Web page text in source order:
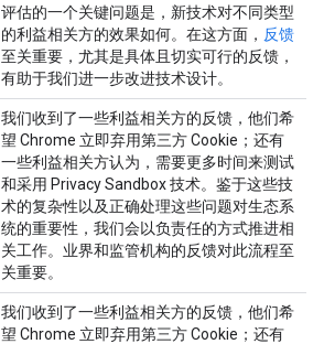
评估的一个关键问题是，新技术对不同类型
的利益相关方的效果如何。在这方面， 反馈
至关重要，尤其是具体且切实可行的反馈，
有助于我们进一步改进技术设计。
我们收到了一些利益相关方的反馈，他们希
望 Chrome 立即弃用第三方 Cookie；还有
一些利益相关方认为，需要更多时间来测试
和采用 Privacy Sandbox 技术。鉴于这些技
术的复杂性以及正确处理这些问题对生态系
统的重要性，我们会以负责任的方式推进相
关工作。业界和监管机构的反馈对此流程至
关重要。
我们收到了一些利益相关方的反馈，他们希
望 Chrome 立即弃用第三方 Cookie；还有